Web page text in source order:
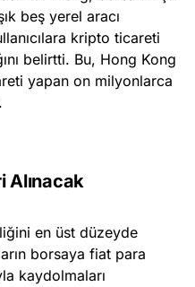
beş yerel aracı
kripto ticareti
belirtti. Bu, Hong Kong
yapan on milyonlarca
Alınacak
en üst düzeyde
borsaya fiat para
kaydolmaları